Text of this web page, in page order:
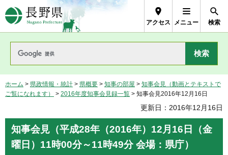
長野県Nagano Prefecture
アクセス メニュー 検索
ホーム > 県政情報・統計 > 県概要 > 知事の部屋 > 知事会見（動画とテキストで
ご覧になれます）
> 2016年度知事会見録一覧 > 知事会見2016年12月16日
更新日：2016年12月16日
知事会見（平成28年（2016年）12月16日（金
曜日）11時00分～11時49分 会場：県庁）